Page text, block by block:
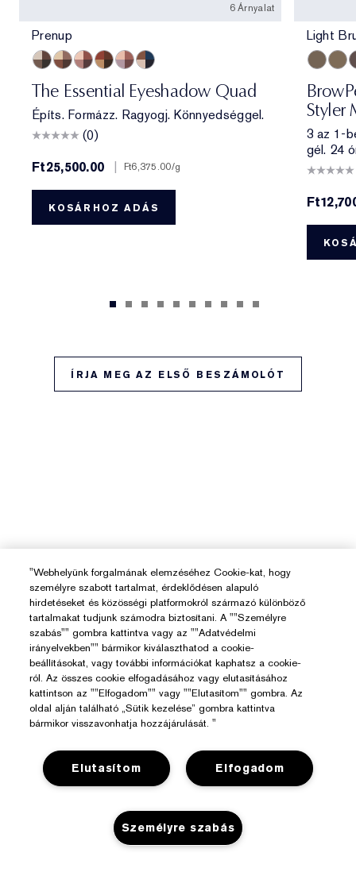
6 Árnyalat
Prenup
The Essential Eyeshadow Quad
Építs. Formázz. Ragyogj. Könnyedséggel.
(0)
Ft25,500.00
| Ft6,375.00/g
KOSÁRHOZ ADÁS
Light
Styler
3 az 1-
gél. 24
ÍRJA MEG AZ ELSŐ BESZÁMOLÓT
Segítségre Van Szükséged?
"Webhelyünk forgalmának elemzéséhez Cookie-kat, hogy
személyre szabott tartalmat, érdeklődésen alapuló
hirdetéseket és közösségi platformokról származó különböző
tartalmakat tudjunk számodra biztosítani. A ""Személyre
szabás"" gombra kattintva vagy az ""Adatvédelmi
irányelvekben"" bármikor kiválaszthatod a cookie-
beállításokat, vagy további információkat kaphatsz a cookie-
ról. Az összes cookie elfogadásához vagy elutasításához
kattintson az ""Elfogadom"" vagy ""Elutasítom"" gombra. Az
oldal alján található „Sütik kezelése” gombra kattintva
bármikor visszavonhatja hozzájárulását. "
Elfogadom
Elutasítom
Személyre szabás